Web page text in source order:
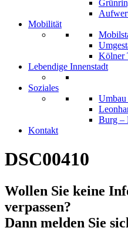
Mobilität
Kölner
Lebendige Innenstadt
Soziales
Umbau
Burg –
Kontakt
DSC00410
Wollen Sie keine
verpassen?
Dann melden Sie